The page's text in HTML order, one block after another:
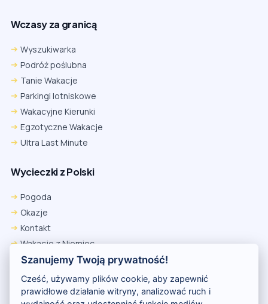
Wczasy za granicą
Wyszukiwarka
Podróż poślubna
Tanie Wakacje
Parkingi lotniskowe
Wakacyjne Kierunki
Egzotyczne Wakacje
Ultra Last Minute
Wycieczki z Polski
Pogoda
Okazje
Kontakt
Wakacje z Niemiec
Polityka Prywatności
Wakacje w Egipcie
Rankingi hoteli
Firefox
Ustawienia → Prywatność i bezpieczeństwo → Pliki cookie innych
firm → ustaw „Zezwalaj”.
Na czas rezerwacji nie blokuj cookies i śledzenia dla tej witryny.
Szanujemy Twoją prywatność!
Cześć, używamy plików cookie, aby zapewnić
prawidłowe działanie witryny, analizować ruch i